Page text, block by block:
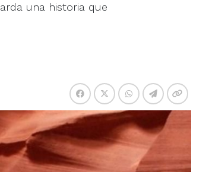
una historia que